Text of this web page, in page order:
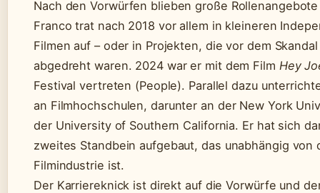
Nach den Vorwürfen blieben große Rollenangebote
Franco trat nach 2018 vor allem in kleineren
Filmen auf – oder in Projekten, die vor dem
abgedreht waren. 2024 war er mit dem Film Hey
Festival vertreten (People). Parallel dazu
an Filmhochschulen, darunter an der New York
der University of Southern California. Er hat sich
zweites Standbein aufgebaut, das unabhängig von
Filmindustrie ist.
Der Karriereknick ist direkt auf die Vorwürfe und